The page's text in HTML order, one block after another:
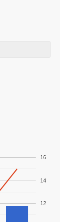
12
14
16